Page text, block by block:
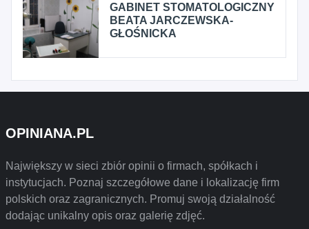
GABINET STOMATOLOGICZNY
BEATA JARCZEWSKA-
GŁOŚNICKA
OPINIANA.PL
Największy w sieci zbiór opinii o firmach, spółkach i
instytucjach. Poznaj szczegółowe dane i lokalizację firm
polskich oraz zagranicznych. Promuj swoją działalność
dodając unikalny opis oraz galerię zdjęć.